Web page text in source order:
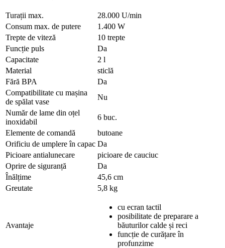
Turații max.
28.000 U/min
Consum max. de putere
1.400 W
Trepte de viteză
10 trepte
Funcție puls
Da
Capacitate
2 l
Material
sticlă
Fără BPA
Da
Compatibilitate cu mașina
de spălat vase
Nu
Număr de lame din oțel
inoxidabil
6 buc.
Elemente de comandă
butoane
Orificiu de umplere în capac Da
Picioare antialunecare
picioare de cauciuc
Oprire de siguranță
Da
Înălțime
45,6 cm
Greutate
5,8 kg
Avantaje
cu ecran tactil
posibilitate de preparare a
băuturilor calde și reci
funcție de curățare în
profunzime